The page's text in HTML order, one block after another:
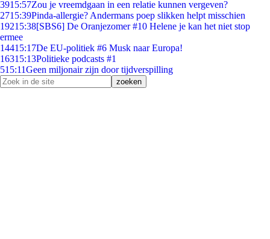
3915:57Zou je vreemdgaan in een relatie kunnen vergeven?
2715:39Pinda-allergie? Andermans poep slikken helpt misschien
19215:38[SBS6] De Oranjezomer #10 Helene je kan het niet stop
ermee
14415:17De EU-politiek #6 Musk naar Europa!
16315:13Politieke podcasts #1
515:11Geen miljonair zijn door tijdverspilling